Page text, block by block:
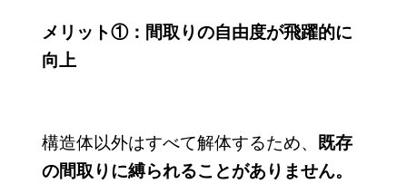
メリット①：間取りの自由度が飛躍的に
向上
構造体以外はすべて解体するため、 既存
の間取りに縛られることがありません。